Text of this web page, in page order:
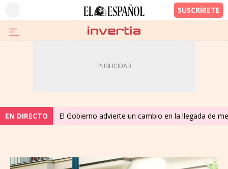
EN DIRECTO El Gobierno advierte un cambio en la llegada de